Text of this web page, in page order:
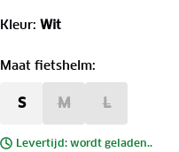
Kleur: Wit
Maat fietshelm:
S M L
Levertijd: wordt geladen..